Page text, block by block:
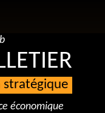
économique